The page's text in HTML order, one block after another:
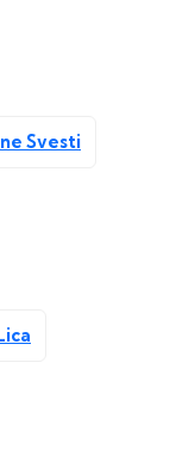
Svesti